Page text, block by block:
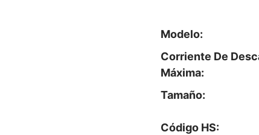
Modelo:
Corriente De
Máxima:
Tamaño:
Código HS: